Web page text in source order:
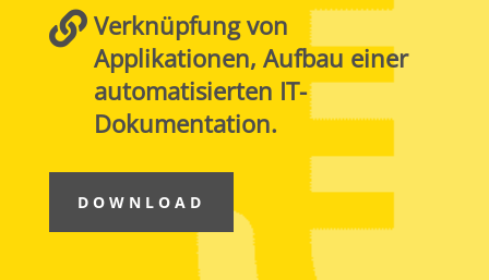
 Verknüpfung von
Applikationen, Aufbau einer
automatisierten IT-
Dokumentation.
DOWNLOAD